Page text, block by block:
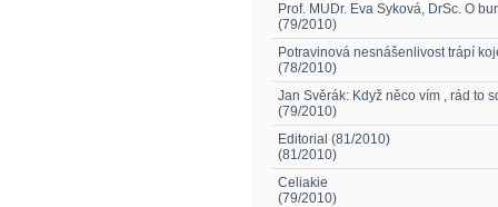
Prof. MUDr. Eva Syková, DrSc. O
(79/2010)
Potravinová nesnášenlivost trápí
(78/2010)
Jan Svěrák: Když něco vím , rád to
(79/2010)
Editorial (81/2010)
(81/2010)
Celiakie
(79/2010)